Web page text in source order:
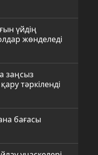
үйдің
жөнделеді
заңсыз
тәркіленді
бағасы